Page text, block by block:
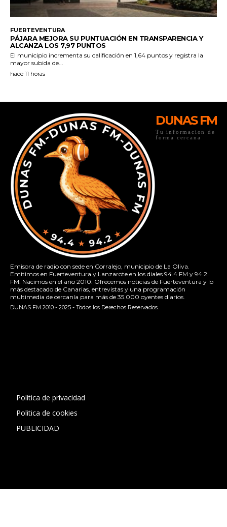
DUNAS FM
Tu informacion de
forma cercana
Emisora de radio con sede en Corralejo, municipio de La Oliva.
Emitimos en Fuerteventura y Lanzarote en los diales 94.4 FM y 94.2
FM. Nacimos en el año 2010. Ofrecemos noticias de Fuerteventura y lo
más destacado de Canarias, entrevistas y una programación
multimedia de cercanía para más de 35.000 oyentes diarios.
DUNAS FM 2010 - 2025 - Todos los Derechos Reservados.
Política de privacidad
Politica de cookies
PUBLICIDAD